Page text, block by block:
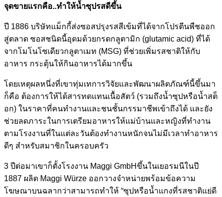
จุดขายแรกคือ..ทำให้น้ำซุปรสดีขึ้น
ปี 1886 บริษัทแม็กกี้ส่งซอสปรุงรสสีเข้มที่ได้จากโปรตีนพืชออก
สู่ตลาด ซอสชนิดนี้อุดมด้วยกรดกลูตามิก (glutamic acid) ที่ได้
จากโมโนโซเดียวกลูตาเมท (MSG) ที่ช่วยเพิ่มรสชาติให้กับ
อาหาร กระตุ้นให้กินอาหารได้มากขึ้น
โดยเหตุผลหนึ่งที่เขาทุ่มเทการวิจัยและพัฒนาผลิตภัณฑ์นี้ขึ้นมา
ก็คือ ต้องการให้ได้สารทดแทนเนื้อสัตว์ (รวมถึงน้ำซุปหรือน้ำสต็
อก) ในราคาที่คนทำงานและชนชั้นกรรมาชีพเข้าถึงได้ และยัง
ช่วยลดภาระในการเตรียมอาหารให้แม่บ้านและหญิงที่ทำงาน
ตามโรงงานที่ในแต่ละวันต้องทำงานหนักจนไม่มีเวลาทำอาหาร
ดีๆ สำหรับสมาชิกในครอบครัว
3 ปีต่อมาเขาก็ตั้งโรงงาน Maggi GmbHขึ้นในเยอรมนีในปี
1887 ผลิต Maggi Würze ออกวางจำหน่ายพร้อมข้อความ
โฆษณาบนฉลากว่าสามารถทำให้ “ซุปหรือน้ำแกงที่รสชาติแย่ดี